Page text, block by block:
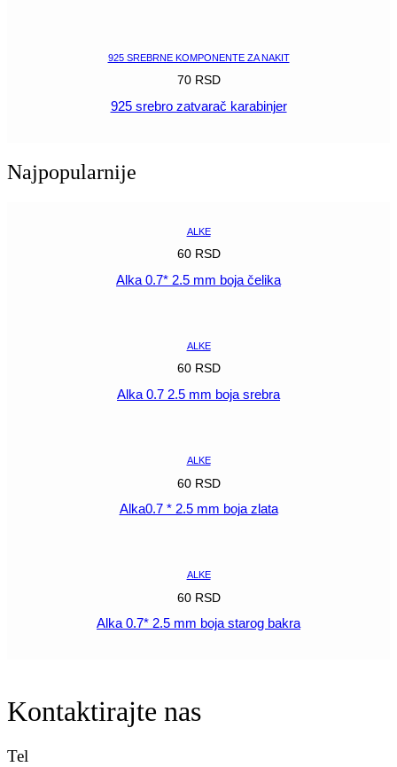
925 SREBRNE KOMPONENTE ZA NAKIT
70 RSD
925 srebro zatvarač karabinjer
Najpopularnije
ALKE
60 RSD
Alka 0.7* 2.5 mm boja čelika
ALKE
60 RSD
Alka 0.7 2.5 mm boja srebra
ALKE
60 RSD
Alka0.7 * 2.5 mm boja zlata
ALKE
60 RSD
Alka 0.7* 2.5 mm boja starog bakra
Kontaktirajte nas
Tel